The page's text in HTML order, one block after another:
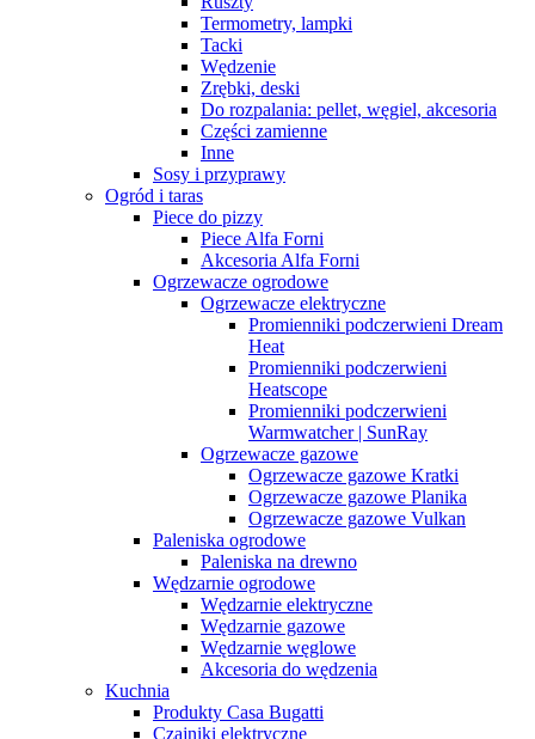
Termometry, lampki
Tacki
Wędzenie
Zrębki, deski
Do rozpalania: pellet, węgiel, akcesoria
Części zamienne
Inne
Sosy i przyprawy
Ogród i taras
Piece do pizzy
Piece Alfa Forni
Akcesoria Alfa Forni
Ogrzewacze ogrodowe
Ogrzewacze elektryczne
Promienniki podczerwieni Dream
Heat
Promienniki podczerwieni
Heatscope
Promienniki podczerwieni
Warmwatcher | SunRay
Ogrzewacze gazowe
Ogrzewacze gazowe Kratki
Ogrzewacze gazowe Planika
Ogrzewacze gazowe Vulkan
Paleniska ogrodowe
Paleniska na drewno
Wędzarnie ogrodowe
Wędzarnie elektryczne
Wędzarnie gazowe
Wędzarnie węglowe
Akcesoria do wędzenia
Kuchnia
Produkty Casa Bugatti
Czajniki elektryczne